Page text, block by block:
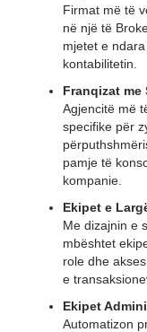
Firmat më të
në një të
mjetet e
kontabilitetin.
Franqizat me
Agjencitë më
specifike për
pamje të
kompanie.
Ekipet e
Me dizajnin e
mbështet
role dhe
e
Ekipet
Automatizon